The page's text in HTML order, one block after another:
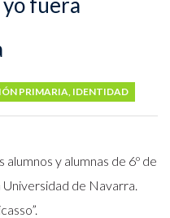
PRIMARIA, IDENTIDAD
y alumnas de 6º de
de Navarra.